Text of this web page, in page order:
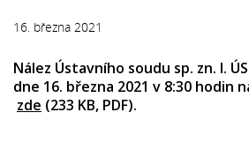
16. března 2021
Nález Ústavního soudu sp. zn. I.
dne 16. března 2021 v 8:30 hodin
zde (233 KB, PDF).